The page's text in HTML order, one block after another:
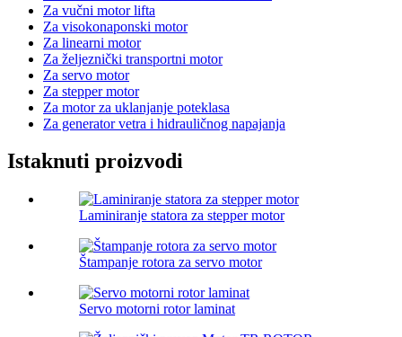
Za vučni motor lifta
Za visokonaponski motor
Za linearni motor
Za željeznički transportni motor
Za servo motor
Za stepper motor
Za motor za uklanjanje poteklasa
Za generator vetra i hidrauličnog napajanja
Istaknuti proizvodi
Laminiranje statora za stepper motor
Štampanje rotora za servo motor
Servo motorni rotor laminat